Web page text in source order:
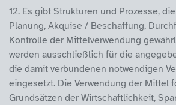
12. Es gibt Strukturen und Prozesse,
Planung, Akquise / Beschaffung,
Kontrolle der Mittelverwendung
werden ausschließlich für die
die damit verbundenen notwendigen
eingesetzt. Die Verwendung der Mittel
Grundsätzen der Wirtschaftlichkeit,